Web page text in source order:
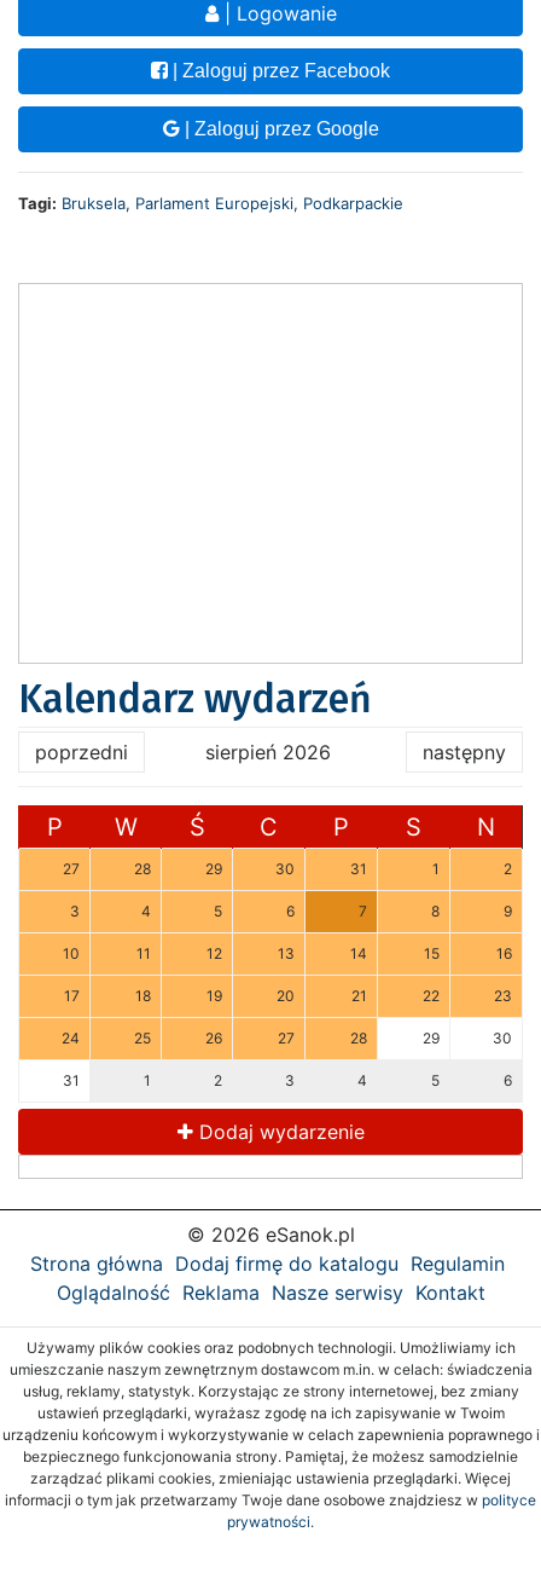
| Logowanie
| Zaloguj przez Facebook
| Zaloguj przez Google
Tagi: Bruksela, Parlament Europejski, Podkarpackie
Kalendarz wydarzeń
poprzedni sierpień 2026 następny
P W Ś C P S N
27 28 29 30 31 1 2
3 4 5 6 7 8 9
10 11 12 13 14 15 16
17 18 19 20 21 22 23
24 25 26 27 28 29 30
31 1 2 3 4 5 6
Dodaj wydarzenie
© 2026 eSanok.pl
Strona główna Dodaj firmę do katalogu Regulamin
Oglądalność Reklama Nasze serwisy Kontakt
Używamy plików cookies oraz podobnych technologii. Umożliwiamy ich
umieszczanie naszym zewnętrznym dostawcom m.in. w celach: świadczenia
usług, reklamy, statystyk. Korzystając ze strony internetowej, bez zmiany
ustawień przeglądarki, wyrażasz zgodę na ich zapisywanie w Twoim
urządzeniu końcowym i wykorzystywanie w celach zapewnienia poprawnego i
bezpiecznego funkcjonowania strony. Pamiętaj, że możesz samodzielnie
zarządzać plikami cookies, zmieniając ustawienia przeglądarki. Więcej
informacji o tym jak przetwarzamy Twoje dane osobowe znajdziesz w polityce
prywatności.